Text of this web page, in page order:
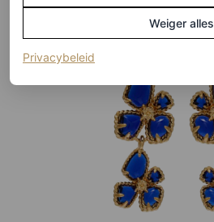
Weiger alles
Privacybeleid